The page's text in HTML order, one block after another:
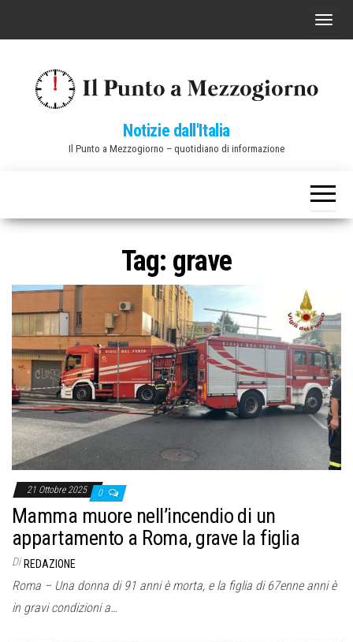
C
a
v
z
i
o
n
e
Notizie dall'Italia
Il Punto a Mezzogiorno – quotidiano di informazione
Tag: grave
21 Ottobre 2025 0
Mamma muore nell’incendio di un
appartamento a Roma, grave la figlia
Di REDAZIONE
Roma – Una donna di 91 anni è morta, e la figlia di 67enne anni è
in gravi condizioni a…